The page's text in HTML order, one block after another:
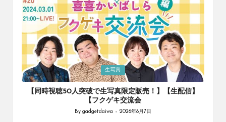
Posted
in
生写真
【同時視聴50人突破で生写真限定販売！】【生配信】
【フクゲキ交流会
Posted
Bygadgetdaiwa 2026年8月7日